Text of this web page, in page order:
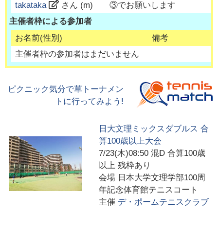
takataka
さん (m)
③でお願いします
主催者枠による参加者
お名前(性別)
備考
主催者枠の参加者はまだいません
ピクニック気分で草トーナメン
トに行ってみよう!
日大文理ミックスダブルス 合
算100歳以上大会
7/23(木)08:50 混D 合算100歳
以上 残枠あり
会場 日本大学文理学部100周
年記念体育館テニスコート
主催 デ・ポームテニスクラブ